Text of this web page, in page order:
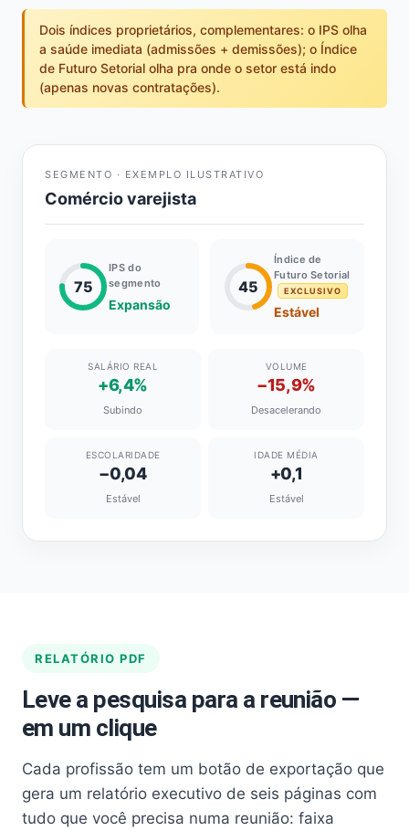
Dois índices proprietários, complementares: o IPS olha
a saúde imediata (admissões + demissões); o Índice
de Futuro Setorial olha pra onde o setor está indo
(apenas novas contratações).
SEGMENTO · EXEMPLO ILUSTRATIVO
Comércio varejista
75
IPS do
segmento
Expansão
45
Índice de
Futuro Setorial
EXCLUSIVO
Estável
SALÁRIO REAL
+6,4%
Subindo
VOLUME
−15,9%
Desacelerando
ESCOLARIDADE
−0,04
Estável
IDADE MÉDIA
+0,1
Estável
RELATÓRIO PDF
Leve a pesquisa para a reunião —
em um clique
Cada profissão tem um botão de exportação que
gera um relatório executivo de seis páginas com
tudo que você precisa numa reunião: faixa